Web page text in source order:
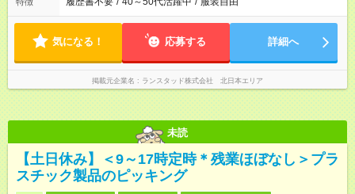
気になる！ 応募する 詳細へ
掲載元企業名 ランスタッド株式会社 北日本エリア
未読
【土日休み】＜9～17時定時＊残業ほぼなし＞プラ
スチック製品のピッキング